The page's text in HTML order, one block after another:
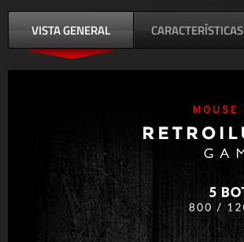
VISTA GENERAL CARACTERÍSTICAS